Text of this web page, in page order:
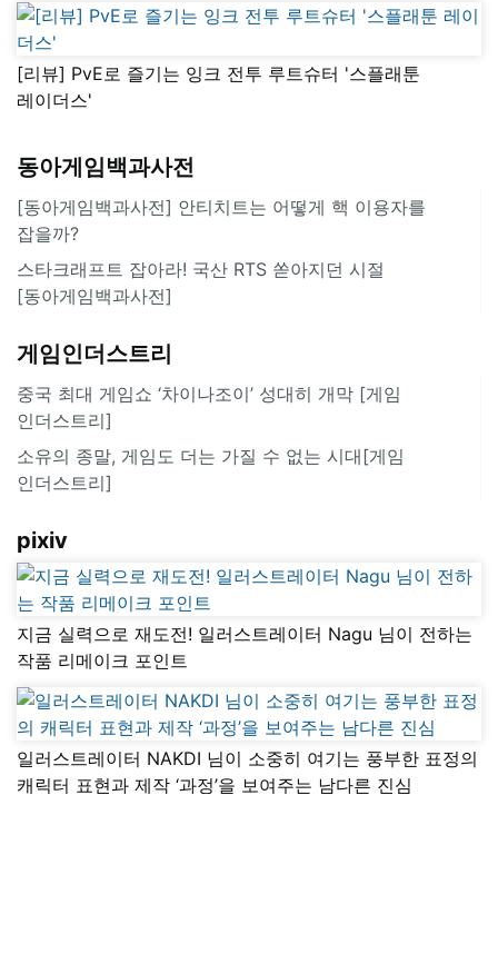
[리뷰] PvE로 즐기는 잉크 전투 루트슈터 '스플래툰
레이더스'
동아게임백과사전
[동아게임백과사전] 안티치트는 어떻게 핵 이용자를
잡을까?
스타크래프트 잡아라! 국산 RTS 쏟아지던 시절
[동아게임백과사전]
게임인더스트리
중국 최대 게임쇼 ‘차이나조이’ 성대히 개막 [게임
인더스트리]
소유의 종말, 게임도 더는 가질 수 없는 시대[게임
인더스트리]
pixiv
지금 실력으로 재도전! 일러스트레이터 Nagu 님이 전하는
작품 리메이크 포인트
일러스트레이터 NAKDI 님이 소중히 여기는 풍부한 표정의
캐릭터 표현과 제작 ‘과정’을 보여주는 남다른 진심